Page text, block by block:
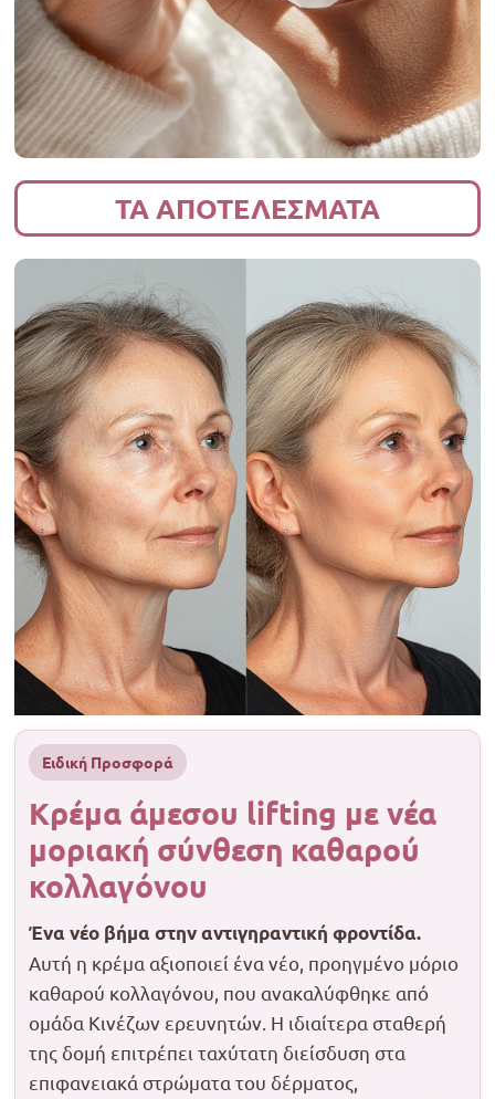
ΤΑ ΑΠΟΤΕΛΕΣΜΑΤΑ
Ειδική Προσφορά
Κρέμα άμεσου lifting με νέα
μοριακή σύνθεση καθαρού
κολλαγόνου
Ένα νέο βήμα στην αντιγηραντική φροντίδα.
Αυτή η κρέμα αξιοποιεί ένα νέο, προηγμένο μόριο
καθαρού κολλαγόνου, που ανακαλύφθηκε από
ομάδα Κινέζων ερευνητών. Η ιδιαίτερα σταθερή
της δομή επιτρέπει ταχύτατη διείσδυση στα
επιφανειακά στρώματα του δέρματος,